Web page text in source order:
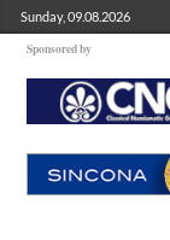
Sunday, 09.08.2026
Sponsored by